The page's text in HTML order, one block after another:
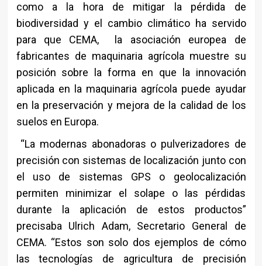
como a la hora de mitigar la pérdida de
biodiversidad y el cambio climático ha servido
para que CEMA, la asociación europea de
fabricantes de maquinaria agrícola muestre su
posición sobre la forma en que la innovación
aplicada en la maquinaria agrícola puede ayudar
en la preservación y mejora de la calidad de los
suelos en Europa.
“La modernas abonadoras o pulverizadores de
precisión con sistemas de localización junto con
el uso de sistemas GPS o geolocalización
permiten minimizar el solape o las pérdidas
durante la aplicación de estos productos”
precisaba Ulrich Adam, Secretario General de
CEMA. “Estos son solo dos ejemplos de cómo
las tecnologías de agricultura de precisión